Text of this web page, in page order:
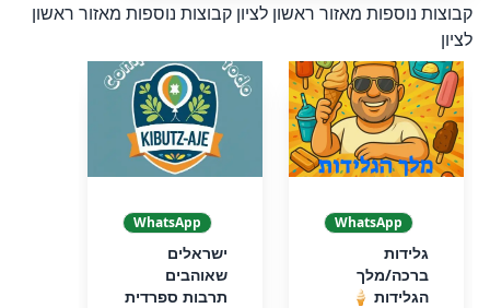
קבוצות נוספות מאזור ראשון לציון קבוצות נוספות מאזור ראשון
לציון
WhatsApp
גלידות
ברכה/מלך
הגלידות 🍦
WhatsApp
ישראלים
שאוהבים
תרבות ספרדית